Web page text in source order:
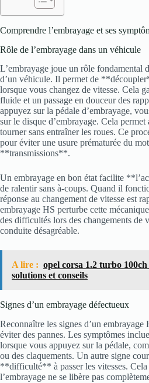
Comprendre l’embrayage et ses
Rôle de l’embrayage dans un véhicule
L’embrayage joue un rôle fondamental
d’un véhicule. Il permet de
lorsque vous changez de vitesse. Cela
fluide et un passage en douceur des
appuyez sur la pédale d’embrayage,
sur le disque d’embrayage. Cela
tourner sans entraîner les roues. Ce
pour éviter une usure prématurée du
**transmissions**.
Un embrayage en bon état facilite
de ralentir sans à-coups. Quand il
réponse au changement de vitesse est
embrayage HS perturbe cette
des difficultés lors des changements de
conduite désagréable.
A lire : opel corsa 1.2 turbo
solutions et conseils
Signes d’un embrayage défectueux
Reconnaître les signes d’un embrayage
éviter des pannes. Les symptômes
lorsque vous appuyez sur la pédale,
ou des claquements. Un autre signe
**difficulté** à passer les vitesses.
l’embrayage ne se libère pas